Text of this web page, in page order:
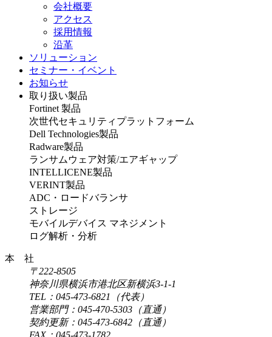
会社概要
アクセス
採用情報
沿革
ソリューション
セミナー・イベント
お知らせ
取り扱い製品
Fortinet 製品
次世代セキュリティプラットフォーム
Dell Technologies製品
Radware製品
ランサムウェア対策/エアギャップ
INTELLICENE製品
VERINT製品
ADC・ロードバランサ
ストレージ
モバイルデバイス マネジメント
ログ解析・分析
本 社
〒222-8505
神奈川県横浜市港北区新横浜3-1-1
TEL：045-473-6821（代表）
営業部門：045-470-5303（直通）
契約更新：045-473-6842（直通）
FAX：045-473-1782